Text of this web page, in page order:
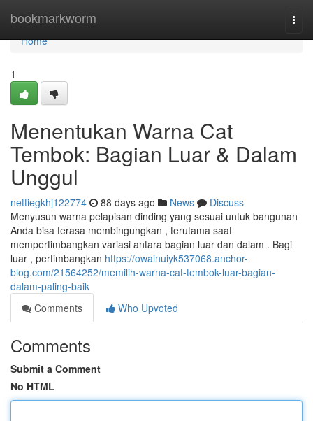
bookmarkworm
Home
Home
1
Menentukan Warna Cat
Tembok: Bagian Luar & Dalam
Unggul
nettiegkhj122774 88 days ago News
Discuss
Menyusun warna pelapisan dinding yang sesuai untuk bangunan
Anda bisa terasa membingungkan , terutama saat
mempertimbangkan variasi antara bagian luar dan dalam . Bagi
luar , pertimbangkan https://owainuiyk537068.anchor-
blog.com/21564252/memilih-warna-cat-tembok-luar-bagian-
dalam-paling-baik
Comments
Who Upvoted
Comments
Submit a Comment
No HTML